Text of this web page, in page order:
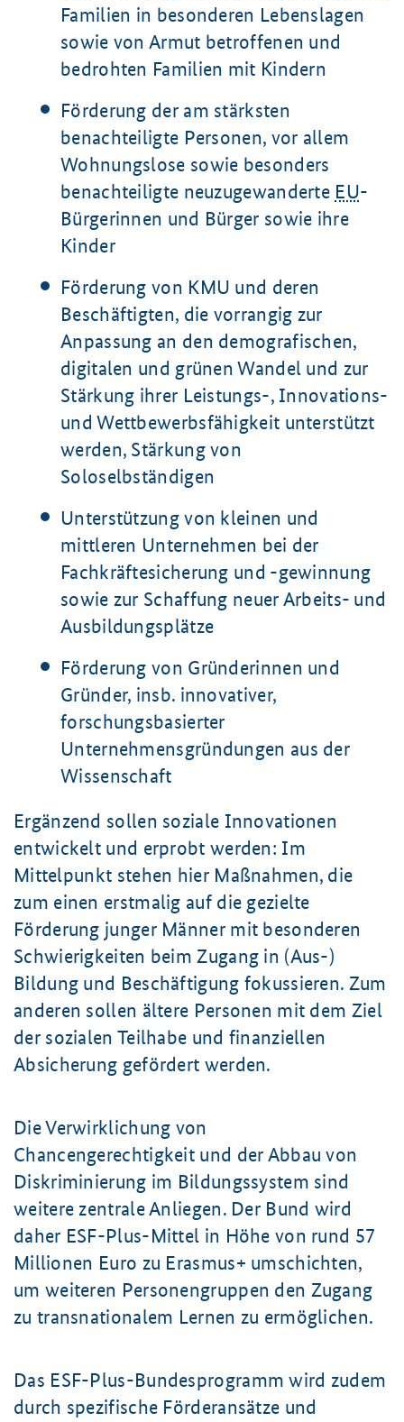
Familien in besonderen Lebenslagen
sowie von Armut betroffenen und
bedrohten Familien mit Kindern
Förderung der am stärksten
benachteiligte Personen, vor allem
Wohnungslose sowie besonders
benachteiligte neuzugewanderte EU-
Bürgerinnen und Bürger sowie ihre
Kinder
Förderung von KMU und deren
Beschäftigten, die vorrangig zur
Anpassung an den demografischen,
digitalen und grünen Wandel und zur
Stärkung ihrer Leistungs-, Innovations-
und Wettbewerbsfähigkeit unterstützt
werden, Stärkung von
Soloselbständigen
Unterstützung von kleinen und
mittleren Unternehmen bei der
Fachkräftesicherung und -gewinnung
sowie zur Schaffung neuer Arbeits- und
Ausbildungsplätze
Förderung von Gründerinnen und
Gründer, insb. innovativer,
forschungsbasierter
Unternehmensgründungen aus der
Wissenschaft
Ergänzend sollen soziale Innovationen
entwickelt und erprobt werden: Im
Mittelpunkt stehen hier Maßnahmen, die
zum einen erstmalig auf die gezielte
Förderung junger Männer mit besonderen
Schwierigkeiten beim Zugang in (Aus-)
Bildung und Beschäftigung fokussieren. Zum
anderen sollen ältere Personen mit dem Ziel
der sozialen Teilhabe und finanziellen
Absicherung gefördert werden.
Die Verwirklichung von
Chancengerechtigkeit und der Abbau von
Diskriminierung im Bildungssystem sind
weitere zentrale Anliegen. Der Bund wird
daher ESF-Plus-Mittel in Höhe von rund 57
Millionen Euro zu Erasmus+ umschichten,
um weiteren Personengruppen den Zugang
zu transnationalem Lernen zu ermöglichen.
Das ESF-Plus-Bundesprogramm wird zudem
durch spezifische Förderansätze und